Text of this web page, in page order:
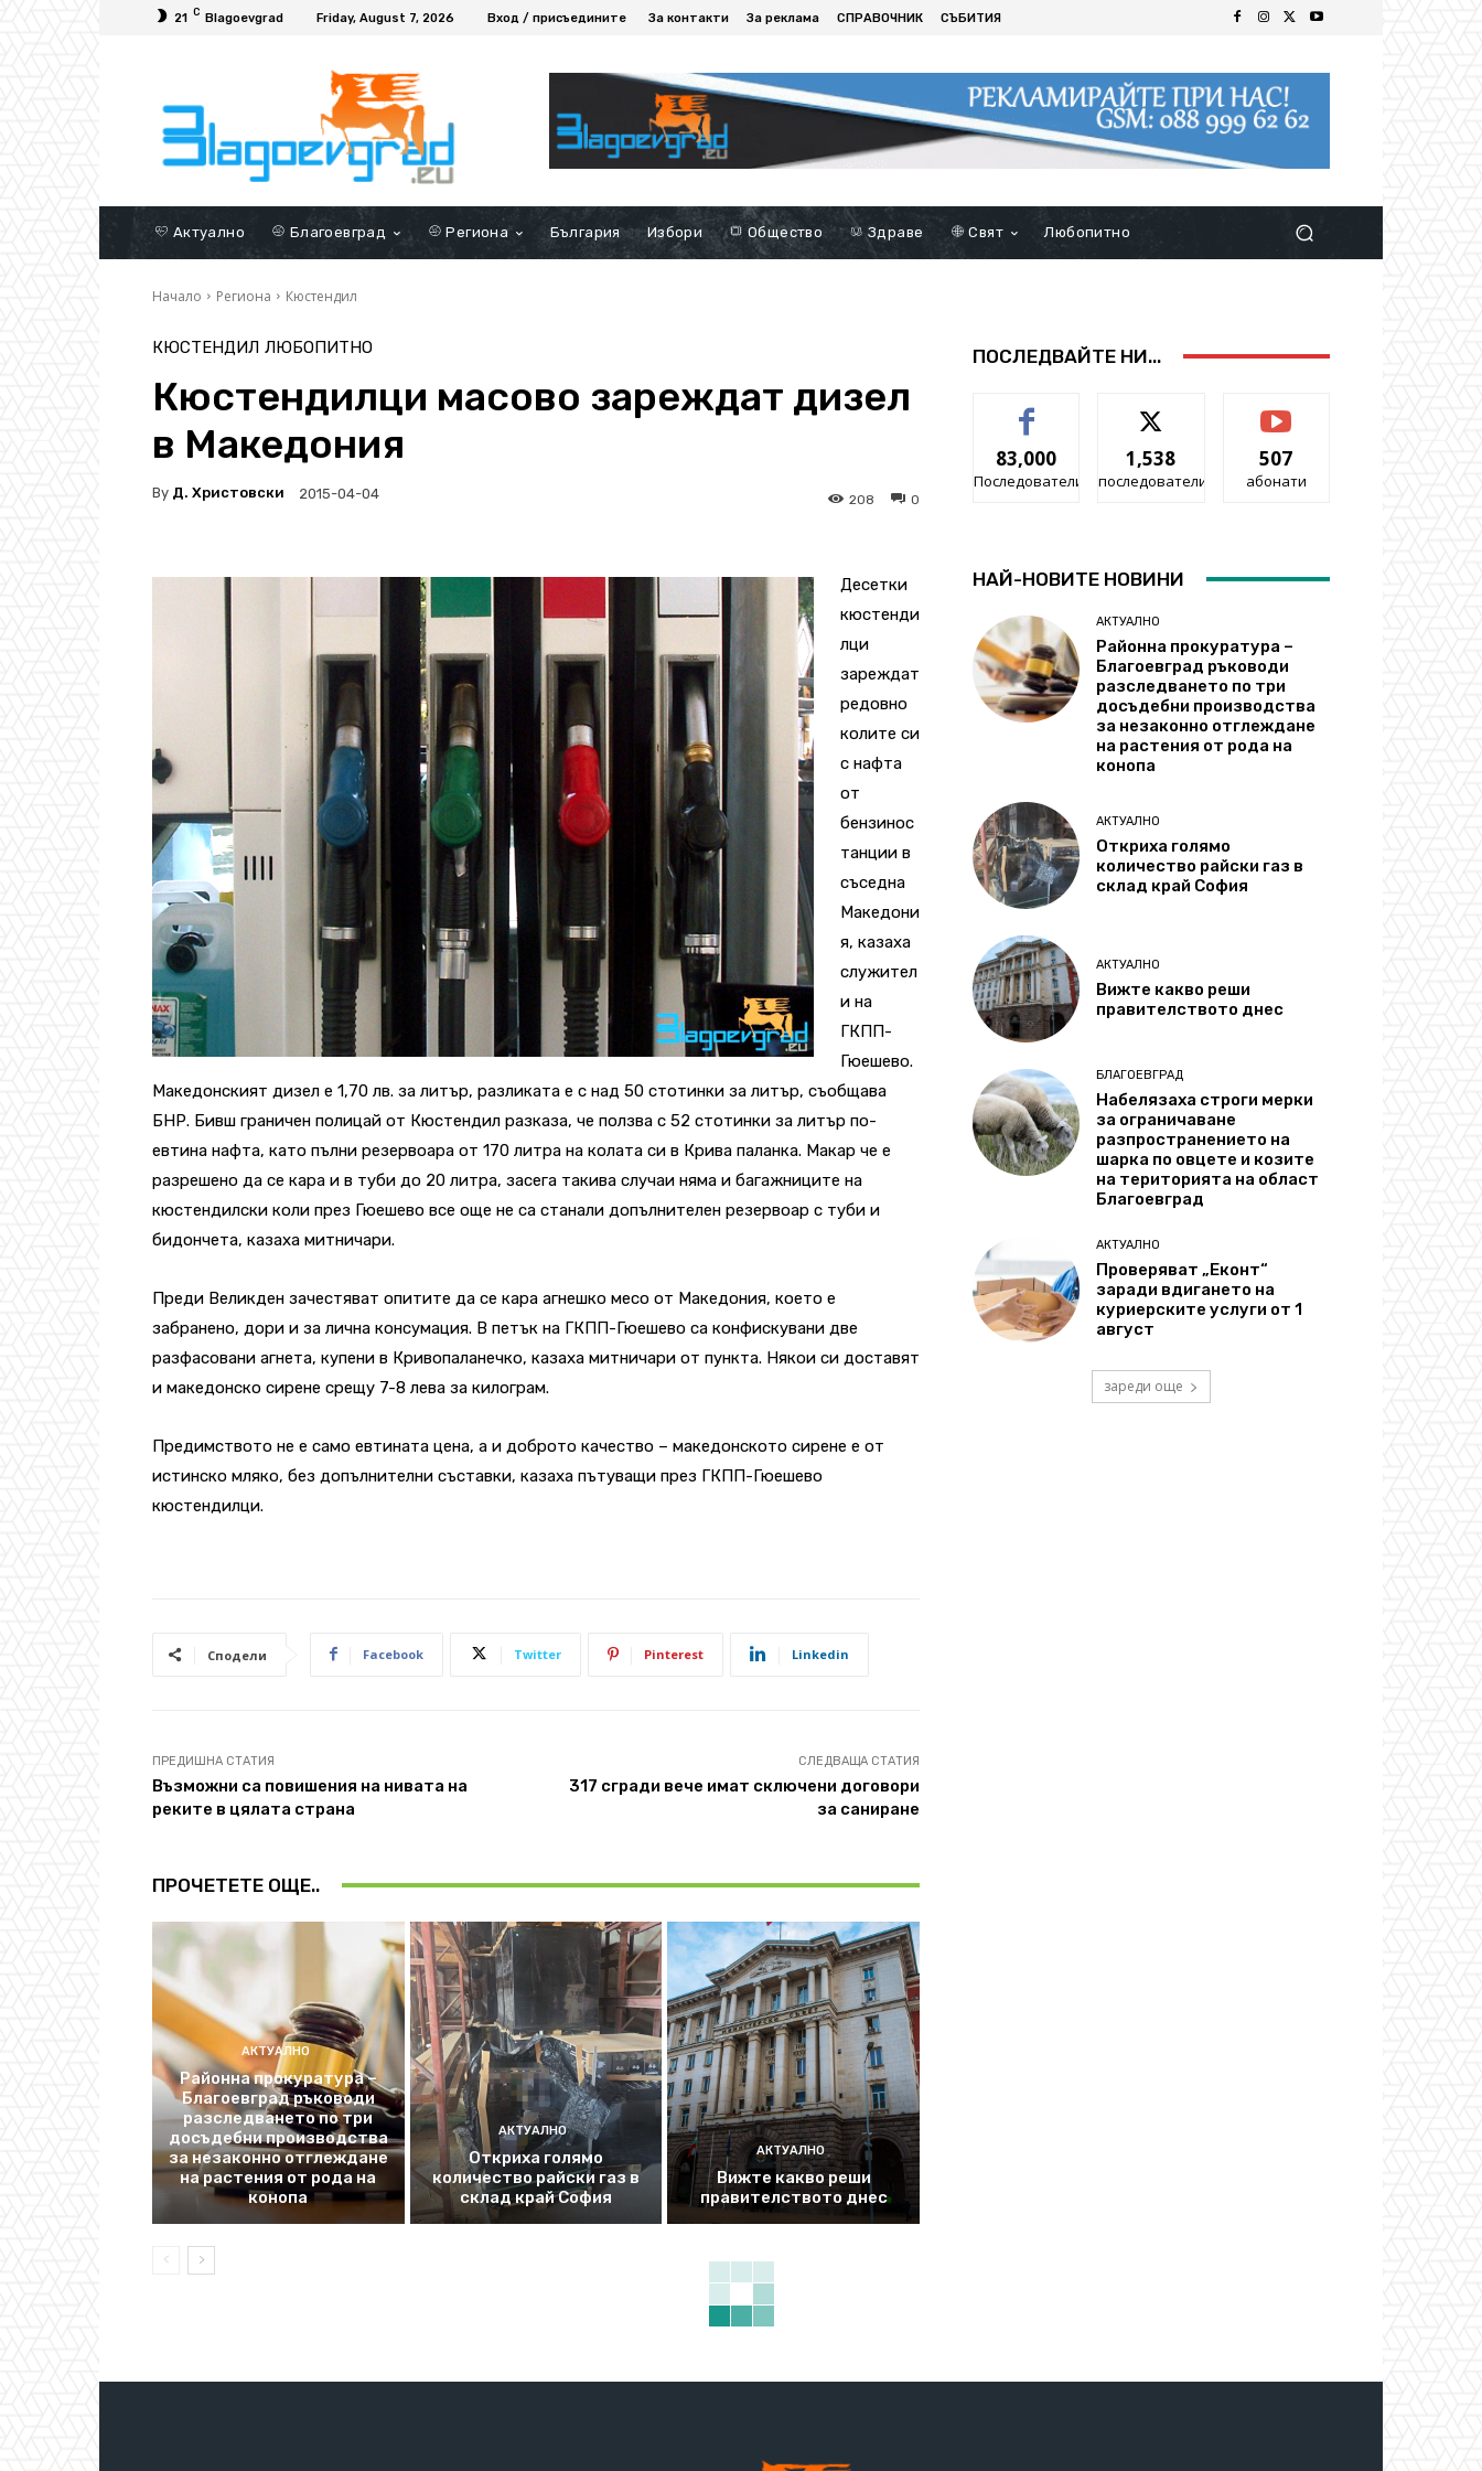
21 C Blagoevgrad Friday, August 7, 2026 Вход / присъедините За контакти За реклама СПРАВОЧНИК СЪБИТИЯ
Актуално Благоевград Региона България Избори Общество Здраве Свят Любопитно
Начало Региона Кюстендил
КЮСТЕНДИЛ ЛЮБОПИТНО
Кюстендилци масово зареждат дизел
в Македония
By Д. Христовски 2015-04-04 0
208
Десетки
кюстенди
лци
зареждат
редовно
колите си
с нафта
от
бензинос
танции в
съседна
Македони
я, казаха
служител
и на
ГКПП-
Гюешево.
Македонският дизел е 1,70 лв. за литър, разликата е с над 50 стотинки за литър, съобщава
БНР. Бивш граничен полицай от Кюстендил разказа, че ползва с 52 стотинки за литър по-
евтина нафта, като пълни резервоара от 170 литра на колата си в Крива паланка. Макар че е
разрешено да се кара и в туби до 20 литра, засега такива случаи няма и багажниците на
кюстендилски коли през Гюешево все още не са станали допълнителен резервоар с туби и
бидончета, казаха митничари.
Преди Великден зачестяват опитите да се кара агнешко месо от Македония, което е
забранено, дори и за лична консумация. В петък на ГКПП-Гюешево са конфискувани две
разфасовани агнета, купени в Кривопаланечко, казаха митничари от пункта. Някои си доставят
и македонско сирене срещу 7-8 лева за килограм.
Предимството не е само евтината цена, а и доброто качество – македонското сирене е от
истинско мляко, без допълнителни съставки, казаха пътуващи през ГКПП-Гюешево
кюстендилци.
Сподели Facebook Twitter Pinterest Linkedin
ПРЕДИШНА СТАТИЯ
Възможни са повишения на нивата на
реките в цялата страна
СЛЕДВАЩА СТАТИЯ
317 сгради вече имат сключени договори
за саниране
ПРОЧЕТЕТЕ ОЩЕ..
АКТУАЛНО
Районна прокуратура –
Благоевград ръководи
разследването по три
досъдебни производства
за незаконно отглеждане
на растения от рода на
конопа
АКТУАЛНО
Откриха голямо
количество райски газ в
склад край София
АКТУАЛНО
Вижте какво реши
правителството днес
ПОСЛЕДВАЙТЕ НИ...
83,000
Последователи
1,538
последователи
507
абонати
НАЙ-НОВИТЕ НОВИНИ
АКТУАЛНО
Районна прокуратура –
Благоевград ръководи
разследването по три
досъдебни производства
за незаконно отглеждане
на растения от рода на
конопа
АКТУАЛНО
Откриха голямо
количество райски газ в
склад край София
АКТУАЛНО
Вижте какво реши
правителството днес
БЛАГОЕВГРАД
Набелязаха строги мерки
за ограничаване
разпространението на
шарка по овцете и козите
на територията на област
Благоевград
АКТУАЛНО
Проверяват „Еконт“
заради вдигането на
куриерските услуги от 1
август
зареди още